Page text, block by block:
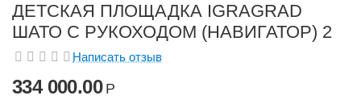
ДЕТСКАЯ ПЛОЩАДКА IGRAGRAD
ШАТО С РУКОХОДОМ (НАВИГАТОР) 2
Написать отзыв
334 000.00 Р